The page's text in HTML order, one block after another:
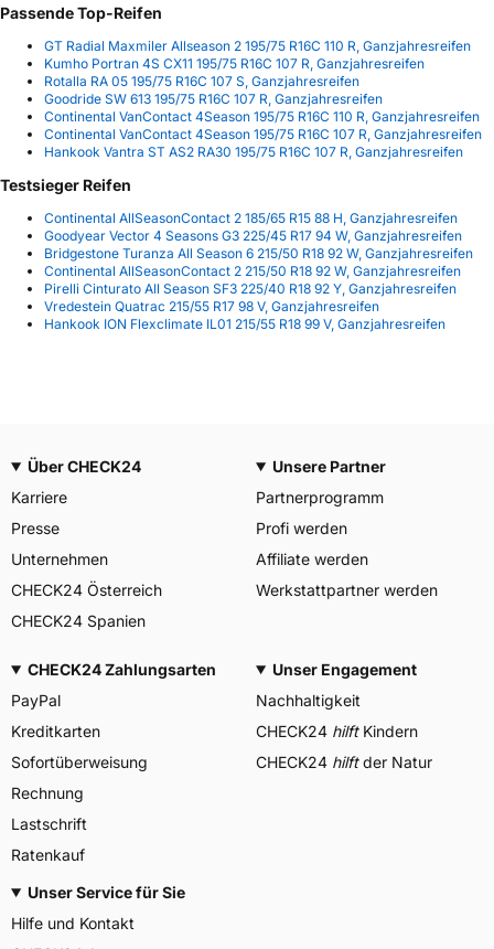
Passende Top-Reifen
GT Radial Maxmiler Allseason 2 195/75 R16C 110 R, Ganzjahresreifen
Kumho Portran 4S CX11 195/75 R16C 107 R, Ganzjahresreifen
Rotalla RA 05 195/75 R16C 107 S, Ganzjahresreifen
Goodride SW 613 195/75 R16C 107 R, Ganzjahresreifen
Continental VanContact 4Season 195/75 R16C 110 R, Ganzjahresreifen
Continental VanContact 4Season 195/75 R16C 107 R, Ganzjahresreifen
Hankook Vantra ST AS2 RA30 195/75 R16C 107 R, Ganzjahresreifen
Testsieger Reifen
Continental AllSeasonContact 2 185/65 R15 88 H, Ganzjahresreifen
Goodyear Vector 4 Seasons G3 225/45 R17 94 W, Ganzjahresreifen
Bridgestone Turanza All Season 6 215/50 R18 92 W, Ganzjahresreifen
Continental AllSeasonContact 2 215/50 R18 92 W, Ganzjahresreifen
Pirelli Cinturato All Season SF3 225/40 R18 92 Y, Ganzjahresreifen
Vredestein Quatrac 215/55 R17 98 V, Ganzjahresreifen
Hankook ION Flexclimate IL01 215/55 R18 99 V, Ganzjahresreifen
Über CHECK24
Karriere
Presse
Unternehmen
CHECK24 Österreich
CHECK24 Spanien
Unsere Partner
Partnerprogramm
Profi werden
Affiliate werden
Werkstattpartner werden
CHECK24 Zahlungsarten
PayPal
Kreditkarten
Sofortüberweisung
Rechnung
Lastschrift
Ratenkauf
Unser Engagement
Nachhaltigkeit
CHECK24 hilftKindern
CHECK24 hilftder Natur
Unser Service für Sie
Hilfe und Kontakt